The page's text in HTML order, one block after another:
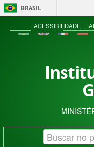
BRASIL
ACESSIBILIDADE